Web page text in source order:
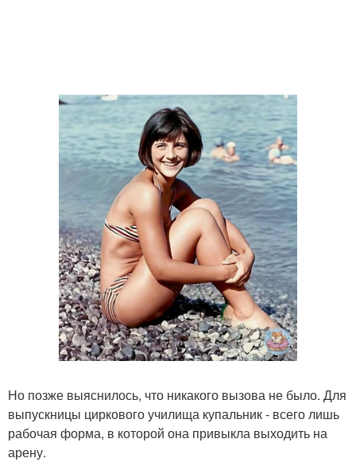
Но позже выяснилось, что никакого вызова не было. Для
выпускницы циркового училища купальник - всего лишь
рабочая форма, в которой она привыкла выходить на
арену.